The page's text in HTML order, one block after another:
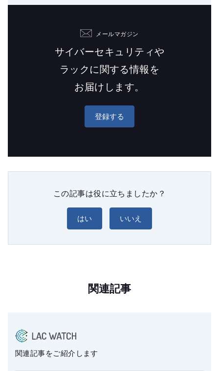
メールマガジン
サイバーセキュリティや
ラックに関する情報を
お届けします。
登録する
この記事は役に立ちましたか？
はい いいえ
関連記事
関連記事をご紹介します